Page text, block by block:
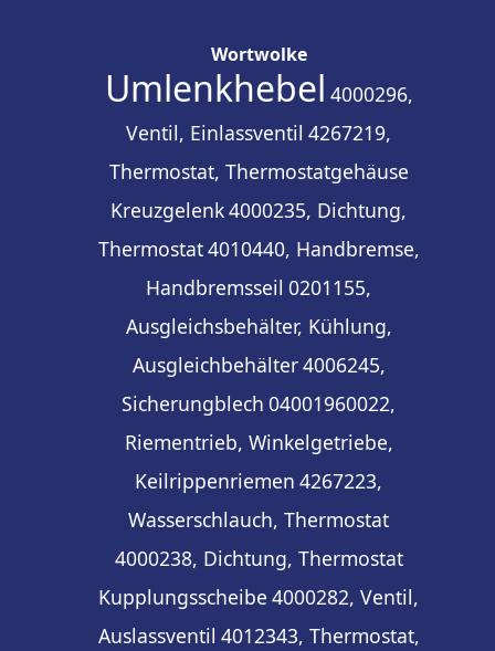
Wortwolke
Umlenkhebel 4000296,
Ventil, Einlassventil 4267219,
Thermostat, Thermostatgehäuse
Kreuzgelenk4000235, Dichtung,
Thermostat4010440, Handbremse,
Handbremsseil 0201155,
Ausgleichsbehälter, Kühlung,
Ausgleichbehälter4006245,
Sicherungblech 04001960022,
Riementrieb, Winkelgetriebe,
Keilrippenriemen 4267223,
Wasserschlauch, Thermostat
4000238, Dichtung, Thermostat
Kupplungsscheibe 4000282, Ventil,
Auslassventil 4012343, Thermostat,